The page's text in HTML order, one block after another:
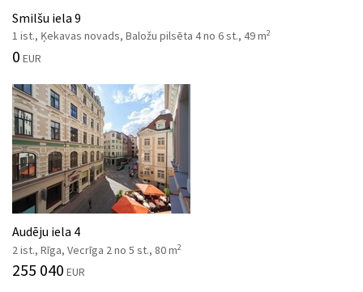
Smilšu iela 9
1 ist., Ķekavas novads, Baložu pilsēta 4 no 6 st., 49 m2
0 EUR
Audēju iela 4
2 ist., Rīga, Vecrīga 2 no 5 st., 80 m2
255 040 EUR